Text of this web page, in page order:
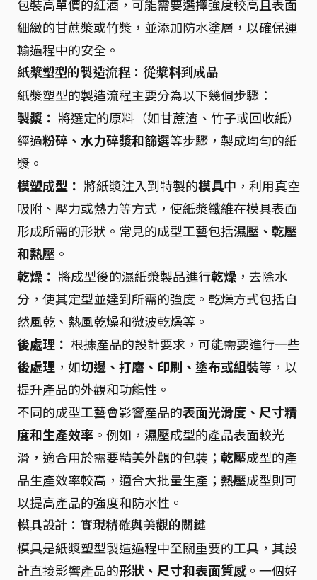
包裝高單價的紅酒，可能需要選擇強度較高且表面
細緻的甘蔗漿或竹漿，並添加防水塗層，以確保運
輸過程中的安全。
紙漿塑型的製造流程：從漿料到成品
紙漿塑型的製造流程主要分為以下幾個步驟：
製漿： 將選定的原料（如甘蔗渣、竹子或回收紙）
經過粉碎、水力碎漿和篩選等步驟，製成均勻的紙
漿。
模塑成型： 將紙漿注入到特製的模具中，利用真空
吸附、壓力或熱力等方式，使紙漿纖維在模具表面
形成所需的形狀。常見的成型工藝包括濕壓、乾壓
和熱壓 。
乾燥： 將成型後的濕紙漿製品進行乾燥 ，去除水
分，使其定型並達到所需的強度。乾燥方式包括自
然風乾、熱風乾燥和微波乾燥等。
後處理： 根據產品的設計要求，可能需要進行一些
後處理 ，如切邊、打磨、印刷、塗布或組裝等，以
提升產品的外觀和功能性。
不同的成型工藝會影響產品的表面光滑度、尺寸精
度和生產效率 。例如， 濕壓成型的產品表面較光
滑，適合用於需要精美外觀的包裝； 乾壓成型的產
品生產效率較高，適合大批量生產； 熱壓成型則可
以提高產品的強度和防水性。
模具設計：實現精確與美觀的關鍵
模具是紙漿塑型製造過程中至關重要的工具，其設
計直接影響產品的形狀、尺寸和表面質感。一個好